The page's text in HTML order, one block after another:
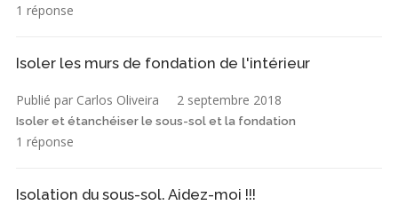
1 réponse
Isoler les murs de fondation de l'intérieur
Publié par Carlos Oliveira 2 septembre 2018
Isoler et étanchéiser le sous-sol et la fondation
1 réponse
Isolation du sous-sol. Aidez-moi !!!